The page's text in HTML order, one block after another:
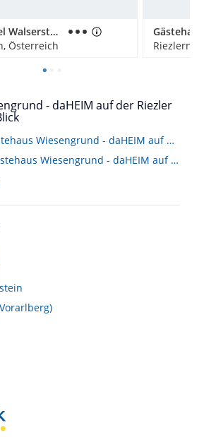
Biohotel Walserstuba
Österreich
Riezlern,
- daHEIM auf der Riezler
Alle Hotelinfos Gästehaus Wiesengrund - daHEIM auf der Riezler Höh'!
Hotelbilder von Gästehaus Wiesengrund - daHEIM auf der Riezler Höh'!